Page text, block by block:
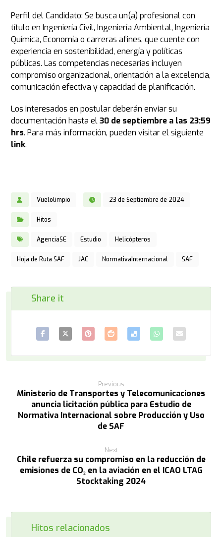
Perfil del Candidato: Se busca un(a) profesional con
título en Ingeniería Civil, Ingeniería Ambiental, Ingeniería
Química, Economía o carreras afines, que cuente con
experiencia en sostenibilidad, energía y políticas
públicas. Las competencias necesarias incluyen
compromiso organizacional, orientación a la excelencia,
comunicación efectiva y capacidad de planificación.
Los interesados en postular deberán enviar su
documentación hasta el30 de septiembre a las 23:59
hrs. Para más información, pueden visitar el siguiente
link.
Vuelolimpio 23 de Septiembre de 2024
Hitos
AgenciaSE Estudio Helicópteros
Hoja de Ruta SAF JAC NormativaInternacional SAF
Previous
Ministerio de Transportes y Telecomunicaciones
anuncia licitación pública para Estudio de
Normativa Internacional sobre Producción y Uso
de SAF
Next
Chile refuerza su compromiso en la reducción de
emisiones de CO₂ en la aviación en el ICAO LTAG
Stocktaking 2024
Hitos relacionados